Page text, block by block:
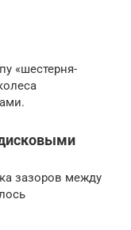
«шестерня-
зазоров между